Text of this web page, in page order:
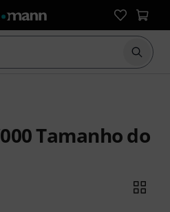
Iniciar
Tamanho do